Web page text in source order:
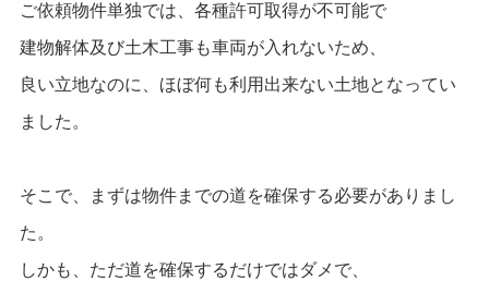
ご依頼物件単独では、各種許可取得が不可能で
建物解体及び土木工事も車両が入れないため、
良い立地なのに、ほぼ何も利用出来ない土地となってい
ました。
そこで、まずは物件までの道を確保する必要がありまし
た。
しかも、ただ道を確保するだけではダメで、